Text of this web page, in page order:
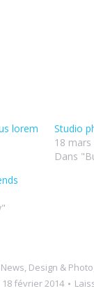
lorem
Studio
18 mars
Dans
, Design &
18 février 2014